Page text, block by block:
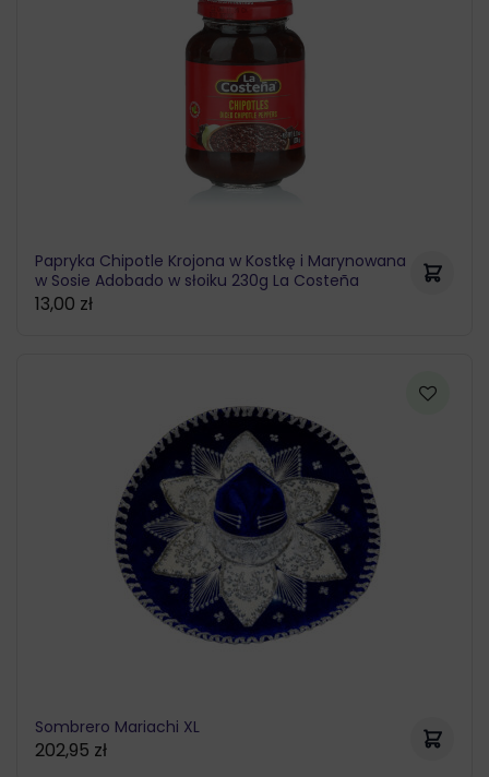
Papryka Chipotle Krojona w Kostkę i Marynowana
w Sosie Adobado w słoiku 230g La Costeña
13,00 zł
Sombrero Mariachi XL
202,95 zł